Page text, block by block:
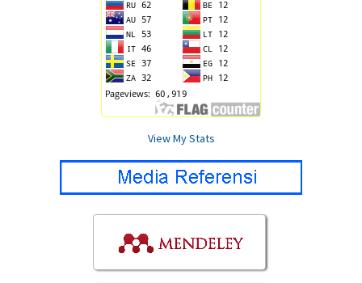
View My Stats